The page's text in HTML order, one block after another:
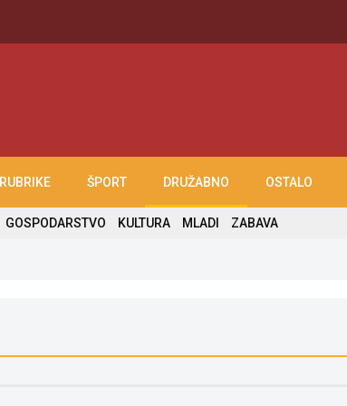
RUBRIKE ŠPORT DRUŽABNO OSTALO
GOSPODARSTVO KULTURA MLADI ZABAVA